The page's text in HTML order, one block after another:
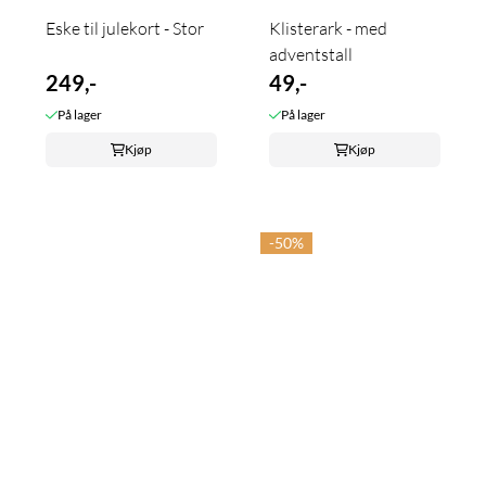
Eske til julekort - Stor
249,-
På lager
Kjøp
Klisterark - med
adventstall
49,-
På lager
Kjøp
-50%